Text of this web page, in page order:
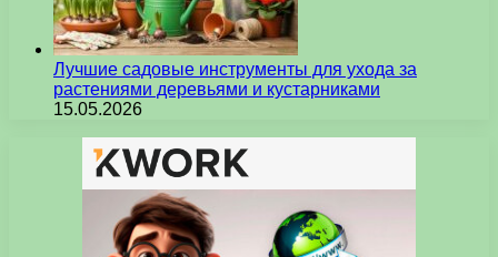
Лучшие садовые инструменты для ухода за
растениями деревьями и кустарниками
15.05.2026